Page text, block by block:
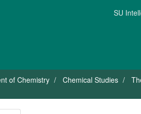
SU
of Chemistry Chemical Studies